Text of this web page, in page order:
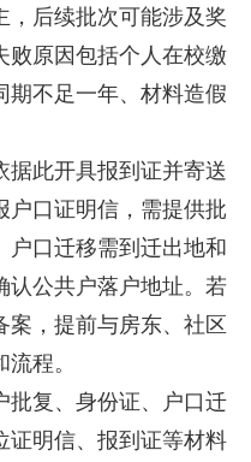
，后续批次可能涉及奖
败原因包括个人在校缴
期不足一年、材料造假
此开具报到证并寄送
户口证明信，需提供批
户口迁移需到迁出地和
认公共户落户地址。若
，提前与房东、社区
程。
复、身份证、户口迁
证明信、报到证等材料